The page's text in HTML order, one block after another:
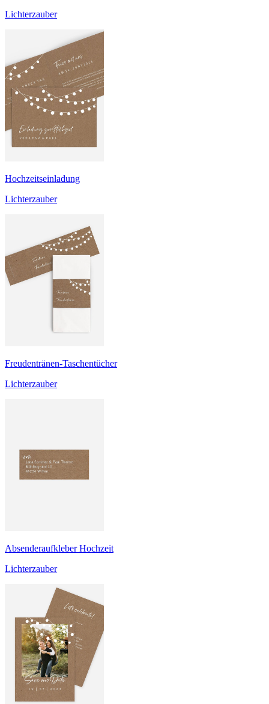
Lichterzauber
Hochzeitseinladung
Lichterzauber
Freudentränen-Taschentücher
Lichterzauber
Absenderaufkleber Hochzeit
Lichterzauber